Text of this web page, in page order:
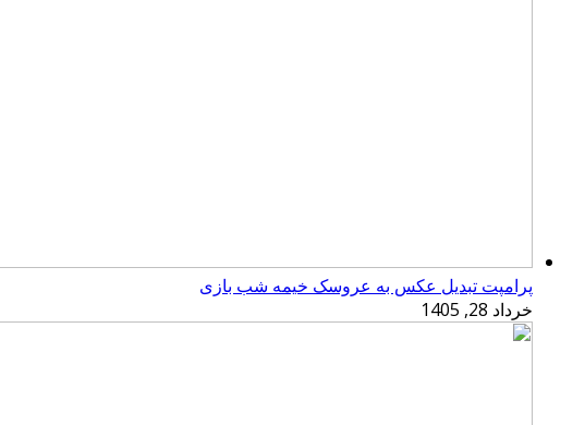
پرامپت تبدیل عکس به عروسک خیمه شب بازی
خرداد 28, 1405